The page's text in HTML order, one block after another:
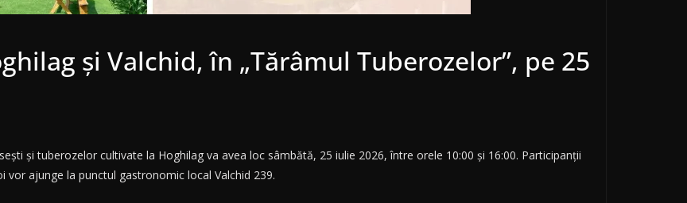
și Valchid, în „Tărâmul Tuberozelor”, pe 25
și tuberozelor cultivate la Hoghilag va avea loc sâmbătă, 25 iulie 2026, între orele 10:00 și 16:00. Participanții
ajunge la punctul gastronomic local Valchid 239.